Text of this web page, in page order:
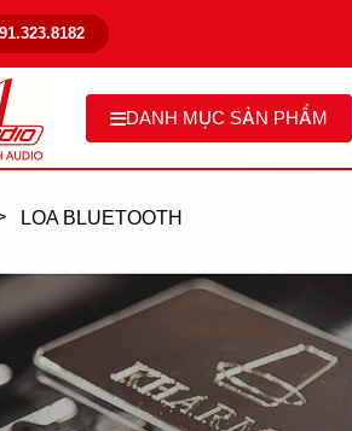
DANH MỤC SẢN PHẨM
LOA BLUETOOTH